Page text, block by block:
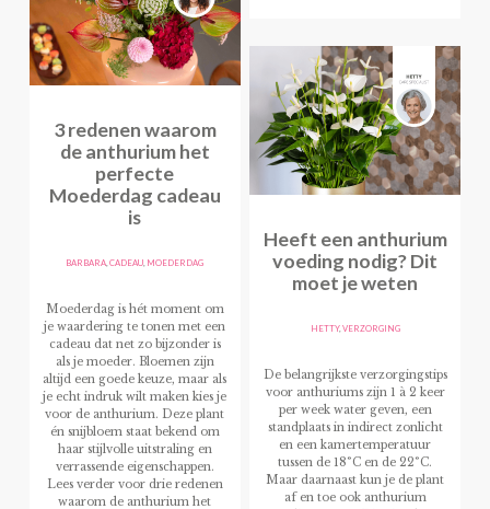
3 redenen waarom
de anthurium het
perfecte
Moederdag cadeau
is
BARBARA,CADEAU, MOEDERDAG
Moederdag is hét moment om
je waardering te tonen met een
cadeau dat net zo bijzonder is
als je moeder. Bloemen zijn
altijd een goede keuze, maar als
je echt indruk wilt maken kies je
voor de anthurium. Deze plant
én snijbloem staat bekend om
haar stijlvolle uitstraling en
verrassende eigenschappen.
Lees verder voor drie redenen
waarom de anthurium het
Heeft een anthurium
voeding nodig? Dit
moet je weten
HETTY,VERZORGING
De belangrijkste verzorgingstips
voor anthuriums zijn 1 à 2 keer
per week water geven, een
standplaats in indirect zonlicht
en een kamertemperatuur
tussen de 18°C en de 22°C.
Maar daarnaast kun je de plant
af en toe ook anthurium